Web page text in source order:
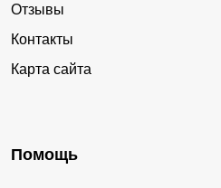
Отзывы
Контакты
Карта сайта
Помощь